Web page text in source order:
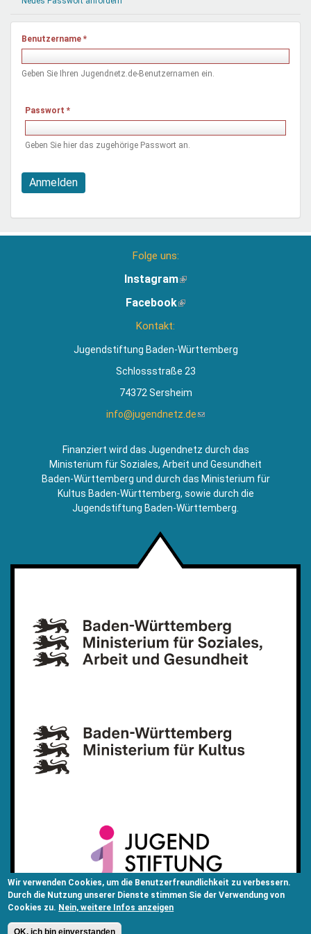
Wir verwenden Cookies, um die Benutzerfreundlichkeit zu verbessern.
Durch die Nutzung unserer Dienste stimmen Sie der Verwendung von
Cookies zu. Nein, weitere Infos anzeigen
OK, ich bin einverstanden
Demokratie & Beteiligung
Benutzername *
Geben Sie Ihren Jugendnetz.de-Benutzernamen ein.
Passwort *
Geben Sie hier das zugehörige Passwort an.
Anmelden
Folge uns:
Instagram(Link
extern)
Facebook(Link
Kontakt:
Jugendstiftung Baden-Württemberg
Schlossstraße 23
74372 Sersheim
info@jugendnetz.de(Link
Mail)
Finanziert wird das Jugendnetz durch das
Ministerium für Soziales, Arbeit und Gesundheit
Baden-Württemberg und durch das Ministerium für
Kultus Baden-Württemberg, sowie durch die
Jugendstiftung Baden-Württemberg.